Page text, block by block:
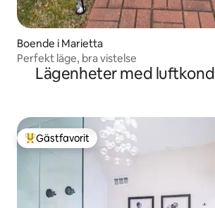
Boende i Marietta
Perfekt läge, bra vistelse
Lägenheter med
Populär gästfavorit
Gästfavorit